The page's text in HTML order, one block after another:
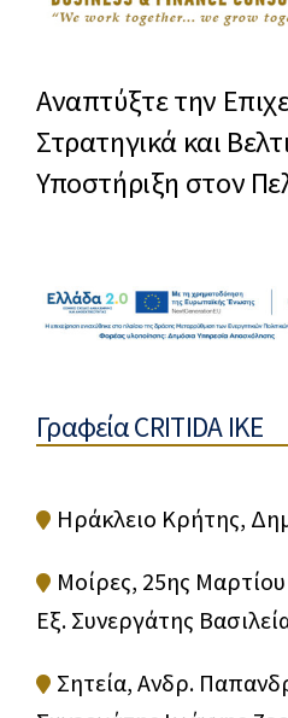
Αναπτύξτε την
Στρατηγικά και
Υποστήριξη στον
Γραφεία CRITIDA IKE
Ηράκλειο Κρήτης,
Μοίρες, 25ης
Εξ. Συνεργάτης
Σητεία, Ανδρ.